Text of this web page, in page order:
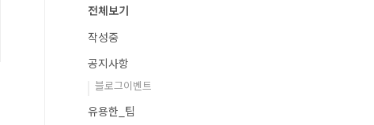
전체보기
작성중
공지사항
블로그이벤트
유용한_팁